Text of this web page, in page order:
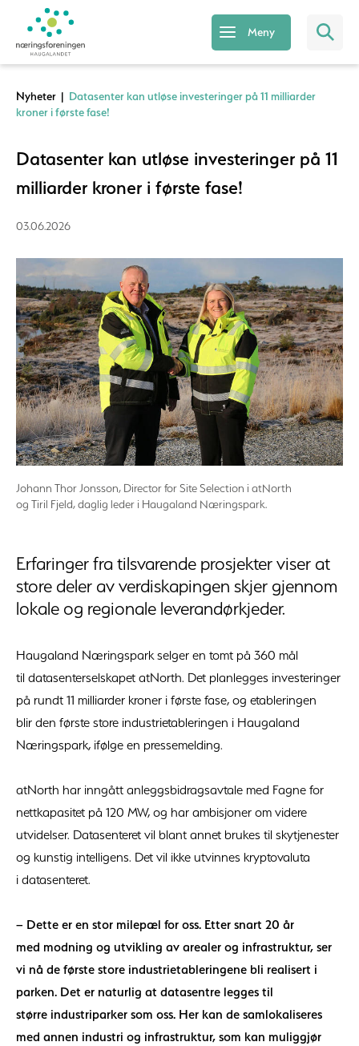
Meny
Nyheter | Datasenter kan utløse investeringer på 11 milliarder
kroner i første fase!
Datasenter kan utløse investeringer på 11
milliarder kroner i første fase!
03.06.2026
Johann Thor Jonsson, Director for Site Selection i atNorth
og Tiril Fjeld, daglig leder i Haugaland Næringspark.
Erfaringer fra tilsvarende prosjekter viser at
store deler av verdiskapingen skjer gjennom
lokale og regionale leverandørkjeder.
Haugaland Næringspark selger en tomt på 360 mål
til datasenterselskapet atNorth. Det planlegges investeringer
på rundt 11 milliarder kroner i første fase, og etableringen
blir den første store industrietableringen i Haugaland
Næringspark, ifølge en pressemelding.
atNorth har inngått anleggsbidragsavtale med Fagne for
nettkapasitet på 120 MW, og har ambisjoner om videre
utvidelser. Datasenteret vil blant annet brukes til skytjenester
og kunstig intelligens. Det vil ikke utvinnes kryptovaluta
i datasenteret.
– Dette er en stor milepæl for oss. Etter snart 20 år
med modning og utvikling av arealer og infrastruktur, ser
vi nå de første store industrietableringene bli realisert i
parken. Det er naturlig at datasentre legges til
større industriparker som oss. Her kan de samlokaliseres
med annen industri og infrastruktur, som kan muliggjør